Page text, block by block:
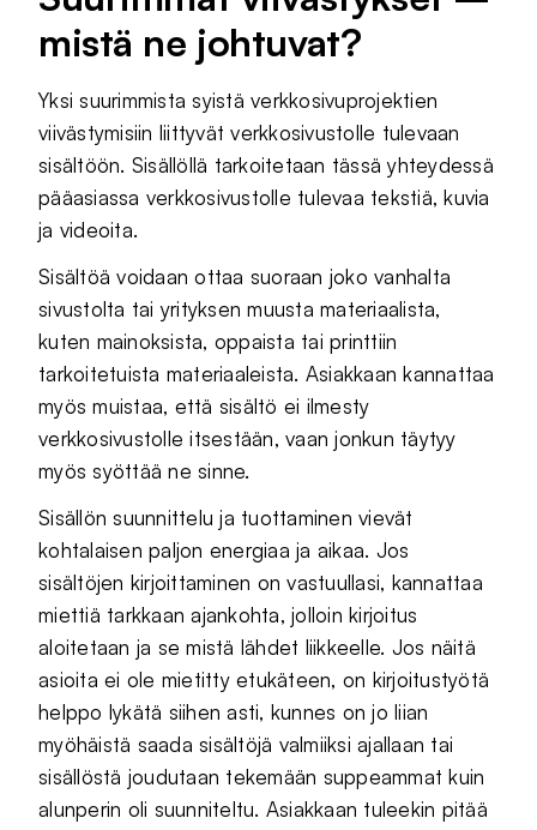
mistä ne johtuvat?
Yksi suurimmista syistä verkkosivuprojektien
viivästymisiin liittyvät verkkosivustolle tulevaan
sisältöön. Sisällöllä tarkoitetaan tässä yhteydessä
pääasiassa verkkosivustolle tulevaa tekstiä, kuvia
ja videoita.
Sisältöä voidaan ottaa suoraan joko vanhalta
sivustolta tai yrityksen muusta materiaalista,
kuten mainoksista, oppaista tai printtiin
tarkoitetuista materiaaleista. Asiakkaan kannattaa
myös muistaa, että sisältö ei ilmesty
verkkosivustolle itsestään, vaan jonkun täytyy
myös syöttää ne sinne.
Sisällön suunnittelu ja tuottaminen vievät
kohtalaisen paljon energiaa ja aikaa. Jos
sisältöjen kirjoittaminen on vastuullasi, kannattaa
miettiä tarkkaan ajankohta, jolloin kirjoitus
aloitetaan ja se mistä lähdet liikkeelle. Jos näitä
asioita ei ole mietitty etukäteen, on kirjoitustyötä
helppo lykätä siihen asti, kunnes on jo liian
myöhäistä saada sisältöjä valmiiksi ajallaan tai
sisällöstä joudutaan tekemään suppeammat kuin
alunperin oli suunniteltu. Asiakkaan tuleekin pitää